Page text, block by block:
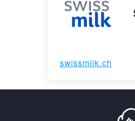
swissmilk.ch